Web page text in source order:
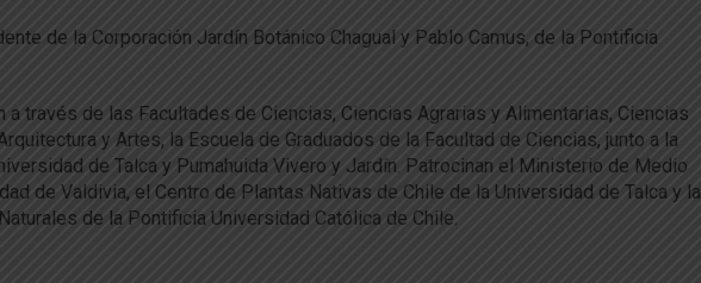
de la Corporación Jardín Botánico Chagual y Pablo Camus, de la Pontificia
a través de las Facultades de Ciencias, Ciencias Agrarias y Alimentarias, Ciencias
y Artes, la Escuela de Graduados de la Facultad de Ciencias, junto a la
de Talca y Pumahuida Vivero y Jardín. Patrocinan el Ministerio de Medio
de Valdivia, el Centro de Plantas Nativas de Chile de la Universidad de Talca y la
de la Pontificia Universidad Católica de Chile.